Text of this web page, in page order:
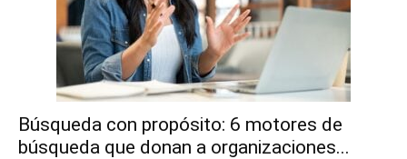
Búsqueda con propósito: 6 motores de
búsqueda que donan a organizaciones...